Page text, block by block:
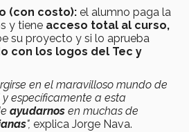
(con costo): el alumno paga la
y tiene acceso total al curso,
su proyecto y si lo aprueba
con los logos del Tec y
en el maravilloso mundo de
específicamente a esta
ayudarnos en muchas de
", explica Jorge Nava.